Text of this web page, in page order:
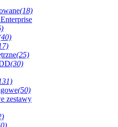
(18)
(25)
(30)
(50)
zestawy